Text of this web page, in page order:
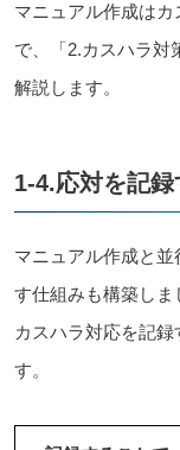
マニュアル作成は
で、「2.カスハラ対
解説します。
1-4.応対を記
マニュアル作成と
す仕組みも構築しま
カスハラ対応を記
す。